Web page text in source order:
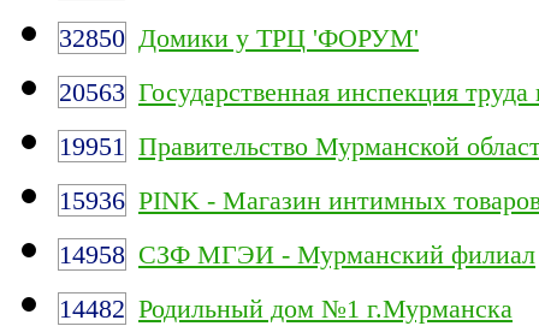
32850 Домики у ТРЦ 'ФОРУМ'
20563 Государственная инспекция
19951 Правительство Мурманской
15936 PINK - Магазин интимных
14958 СЗФ МГЭИ - Мурманский филиал
14482 Родильный дом №1 г.Мурманска